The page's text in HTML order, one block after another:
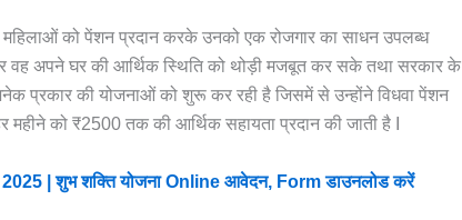
महिलाओं को पेंशन प्रदान करके उनको एक रोजगार का साधन उपलब्ध
वह अपने घर की आर्थिक स्थिति को थोड़ी मजबूत कर सके तथा सरकार के
प्रकार की योजनाओं को शुरू कर रही है जिसमें से उन्होंने विधवा पेंशन
को ₹2500 तक की आर्थिक सहायता प्रदान की जाती है I
| शुभ शक्ति योजना Online आवेदन, Form डाउनलोड करें